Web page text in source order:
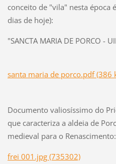
conceito de "vila" nesta época
dias de hoje):
"SANCTA MARIA DE PORCO -
santa maria de porco.pdf (386
Documento valiosíssimo do
que caracteriza a aldeia de
medieval para o Renascimento:
frei 001.jpg (735302)